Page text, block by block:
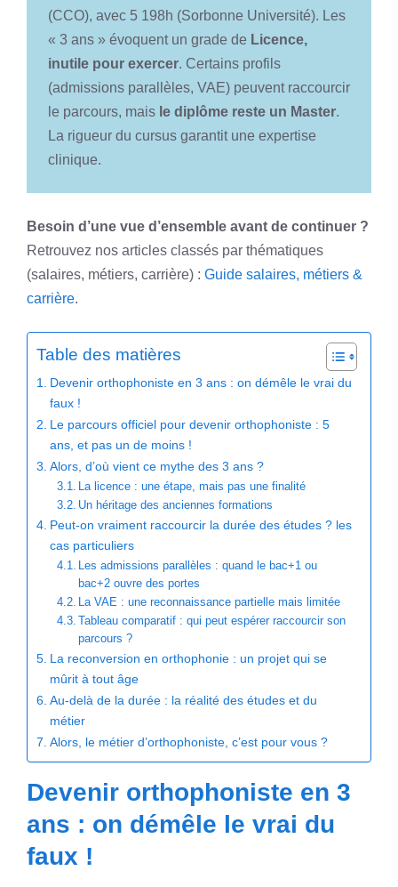
(CCO), avec 5 198h (Sorbonne Université). Les
« 3 ans » évoquent un grade de Licence,
inutile pour exercer. Certains profils
(admissions parallèles, VAE) peuvent raccourcir
le parcours, mais le diplôme reste un Master.
La rigueur du cursus garantit une expertise
clinique.
Besoin d’une vue d’ensemble avant de continuer ?
Retrouvez nos articles classés par thématiques
(salaires, métiers, carrière) : Guide salaires, métiers &
carrière.
Table des matières
Devenir orthophoniste en 3 ans : on démêle le vrai du
faux !
Le parcours officiel pour devenir orthophoniste : 5
ans, et pas un de moins !
Alors, d’où vient ce mythe des 3 ans ?
La licence : une étape, mais pas une finalité
Un héritage des anciennes formations
Peut-on vraiment raccourcir la durée des études ? les
cas particuliers
Les admissions parallèles : quand le bac+1 ou
bac+2 ouvre des portes
La VAE : une reconnaissance partielle mais limitée
Tableau comparatif : qui peut espérer raccourcir son
parcours ?
La reconversion en orthophonie : un projet qui se
mûrit à tout âge
Au-delà de la durée : la réalité des études et du
métier
Alors, le métier d’orthophoniste, c’est pour vous ?
Devenir orthophoniste en 3
ans : on démêle le vrai du
faux !